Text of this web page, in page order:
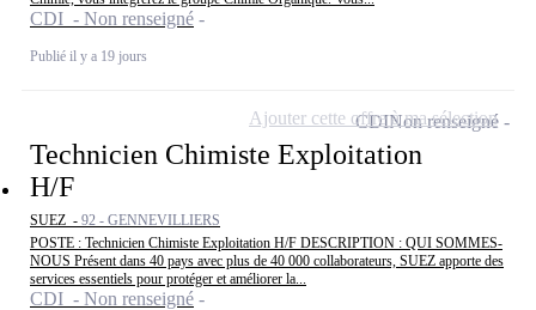
CDI - Non renseigné
Publié il y a 19 jours
Technicien Chimiste Exploitation
H/F
SUEZ - 92 - GENNEVILLIERS
POSTE : Technicien Chimiste Exploitation H/F DESCRIPTION : QUI SOMMES-
NOUS Présent dans 40 pays avec plus de 40 000 collaborateurs, SUEZ apporte des
services essentiels pour protéger et améliorer la...
CDI - Non renseigné
CDINon renseigné
Ajouter cette offre à ma sélection